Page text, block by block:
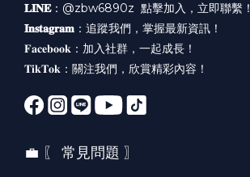
𝐋𝐈𝐍𝐄：@zbw6890z 點擊加入，立即聯繫！
𝐈𝐧𝐬𝐭𝐚𝐠𝐫𝐚𝐦 ： 追蹤我們，掌握最新資訊！
𝐅𝐚𝐜𝐞𝐛𝐨𝐨𝐤： 加入社群，一起成長！
𝐓𝐢𝐤𝐓𝐨𝐤： 關注我們，欣賞精彩內容！
💼 〖 常見問題 〗